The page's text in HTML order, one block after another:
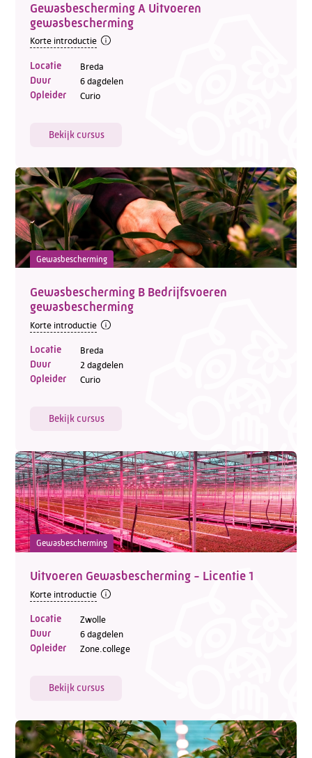
Gewasbescherming A Uitvoeren
gewasbescherming
Korte introductie
Locatie Breda
Duur 6 dagdelen
Opleider Curio
Bekijk cursus
Gewasbescherming
Gewasbescherming B Bedrijfsvoeren
gewasbescherming
Korte introductie
Locatie Breda
Duur 2 dagdelen
Opleider Curio
Bekijk cursus
Gewasbescherming
Uitvoeren Gewasbescherming - Licentie 1
Korte introductie
Locatie Zwolle
Duur 6 dagdelen
Opleider Zone.college
Bekijk cursus